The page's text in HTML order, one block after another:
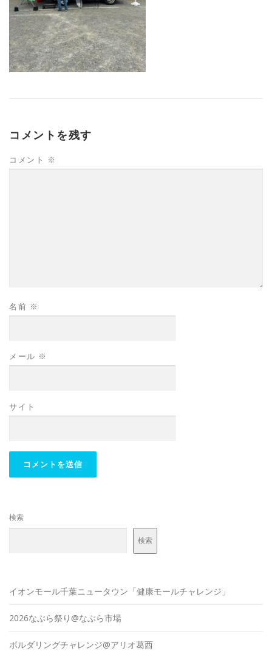
コメントを残す
コメント ※
名前 ※
メール ※
サイト
検索
検索
イオンモール千葉ニュータウン「健康モールチャレンジ」
2026なぶら祭り@なぶら市場
ボルダリングチャレンジ@アリオ葛西